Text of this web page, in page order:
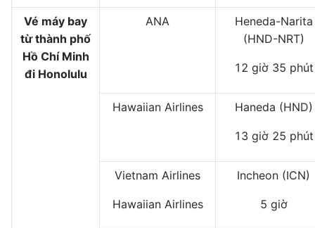
Vé máy bay
từ thành phố
Hồ Chí Minh
đi Honolulu
ANA
Heneda-Narita
(HND-NRT)
12 giờ 35 phút
Hawaiian Airlines Haneda (HND)
13 giờ 25 phút
Vietnam Airlines
Hawaiian Airlines
Incheon (ICN)
5 giờ